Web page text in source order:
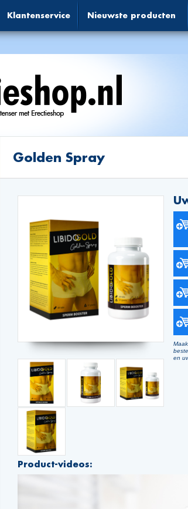
Klantenservice Nieuwste producten
Golden Spray
en
Product-videos: